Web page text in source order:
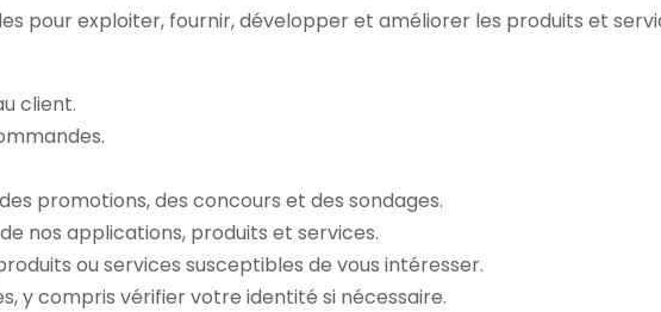
pour exploiter, fournir, développer et améliorer les produits et
client.
promotions, des concours et des sondages.
nos applications, produits et services.
ou services susceptibles de vous intéresser.
y compris vérifier votre identité si nécessaire.